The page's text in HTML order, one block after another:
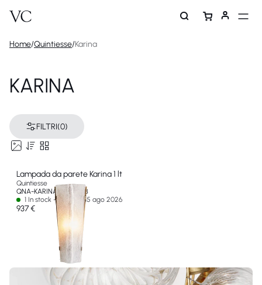
Home/Quintiesse/Karina
KARINA
FILTRI(0)
Lampada da parete Karina 1 lt
Quintiesse
QNA-KARINA-1WB-ANB
1 In stock - Ships by 15 ago 2026
937 €